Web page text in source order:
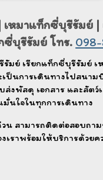
หมาแท็กซี่บุรีรัมย์
บุรีรัมย์ โทร.
มย์ เรียกแท็กซี่บุรีรัมย์
ป็นการเดินทางไปสนาม
งพัสดุ เอกสาร และสัตว์
นใจในทุกการเดินทาง
น สามารถติดต่อสอบถา
เราพร้อมให้บริการด้วย